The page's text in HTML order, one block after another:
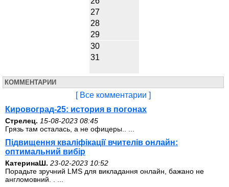
27
28
29
30
31
КОММЕНТАРИИ
[ Все комментарии ]
Кировоград-25: история в погонах
Стрелец. 15-08-2023 08:45
Грязь там осталась, а не офицеры.. ...
Підвищення кваліфікації вчителів онлайн:
оптимальний вибір
КатеринаШ. 23-02-2023 10:52
Порадьте зручний LMS для викладання онлайн, бажано не
англомовний. . ...